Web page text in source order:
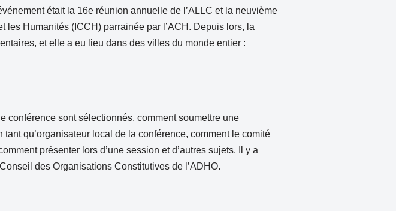
était la 16e réunion annuelle de l’ALLC et la neuvième
Humanités (ICCH) parrainée par l’ACH. Depuis lors, la
et elle a eu lieu dans des villes du monde entier :
conférence sont sélectionnés, comment soumettre une
qu’organisateur local de la conférence, comment le comité
présenter lors d’une session et d’autres sujets. Il y a
des Organisations Constitutives de l’ADHO.